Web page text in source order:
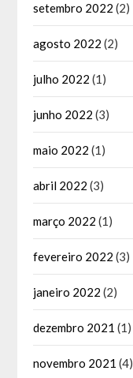
setembro 2022 (2)
agosto 2022 (2)
julho 2022 (1)
junho 2022 (3)
maio 2022 (1)
abril 2022 (3)
março 2022 (1)
fevereiro 2022 (3)
janeiro 2022 (2)
dezembro 2021 (1)
novembro 2021 (4)